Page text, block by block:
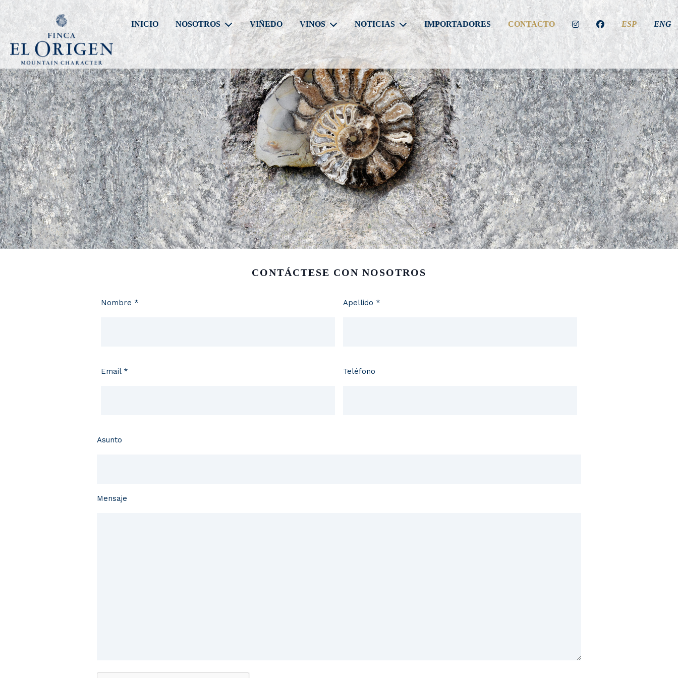
INICIO NOSOTROS VIÑEDO VINOS NOTICIAS IMPORTADORES CONTACTO ESP ENG
CONTÁCTESE CON NOSOTROS
Nombre * Apellido *
Email * Teléfono
Asunto
Mensaje